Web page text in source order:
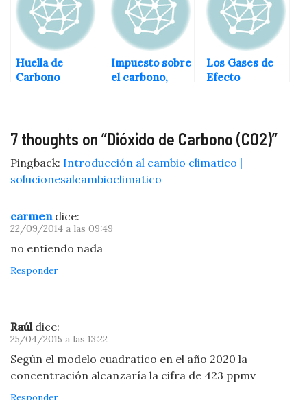
Huella de
Carbono
Impuesto sobre
el carbono,
Canadá
Los Gases de
Efecto
7 thoughts on “Dióxido de Carbono (CO2)”
Pingback: Introducción al cambio climatico |
solucionesalcambioclimatico
carmen dice:
22/09/2014 a las 09:49
no entiendo nada
Responder
Raúl dice:
25/04/2015 a las 13:22
Según el modelo cuadratico en el año 2020 la
concentración alcanzaría la cifra de 423 ppmv
Responder